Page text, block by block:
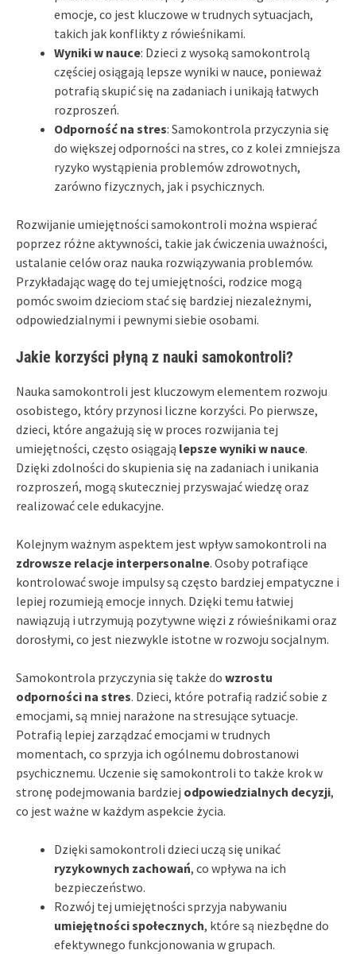
emocje, co jest kluczowe w trudnych sytuacjach,
takich jak konflikty z rówieśnikami.
Wyniki w nauce: Dzieci z wysoką samokontrolą
częściej osiągają lepsze wyniki w nauce, ponieważ
potrafią skupić się na zadaniach i unikają łatwych
rozproszeń.
Odporność na stres: Samokontrola przyczynia się
do większej odporności na stres, co z kolei zmniejsza
ryzyko wystąpienia problemów zdrowotnych,
zarówno fizycznych, jak i psychicznych.
Rozwijanie umiejętności samokontroli można wspierać
poprzez różne aktywności, takie jak ćwiczenia uważności,
ustalanie celów oraz nauka rozwiązywania problemów.
Przykładając wagę do tej umiejętności, rodzice mogą
pomóc swoim dzieciom stać się bardziej niezależnymi,
odpowiedzialnymi i pewnymi siebie osobami.
Jakie korzyści płyną z nauki samokontroli?
Nauka samokontroli jest kluczowym elementem rozwoju
osobistego, który przynosi liczne korzyści. Po pierwsze,
dzieci, które angażują się w proces rozwijania tej
umiejętności, często osiągają lepsze wyniki w nauce.
Dzięki zdolności do skupienia się na zadaniach i unikania
rozproszeń, mogą skuteczniej przyswajać wiedzę oraz
realizować cele edukacyjne.
Kolejnym ważnym aspektem jest wpływ samokontroli na
zdrowsze relacje interpersonalne. Osoby potrafiące
kontrolować swoje impulsy są często bardziej empatyczne i
lepiej rozumieją emocje innych. Dzięki temu łatwiej
nawiązują i utrzymują pozytywne więzi z rówieśnikami oraz
dorosłymi, co jest niezwykle istotne w rozwoju socjalnym.
Samokontrola przyczynia się także do wzrostu
odporności na stres. Dzieci, które potrafią radzić sobie z
emocjami, są mniej narażone na stresujące sytuacje.
Potrafią lepiej zarządzać emocjami w trudnych
momentach, co sprzyja ich ogólnemu dobrostanowi
psychicznemu. Uczenie się samokontroli to także krok w
stronę podejmowania bardziej odpowiedzialnych decyzji,
co jest ważne w każdym aspekcie życia.
Dzięki samokontroli dzieci uczą się unikać
ryzykownych zachowań, co wpływa na ich
bezpieczeństwo.
Rozwój tej umiejętności sprzyja nabywaniu
umiejętności społecznych, które są niezbędne do
efektywnego funkcjonowania w grupach.